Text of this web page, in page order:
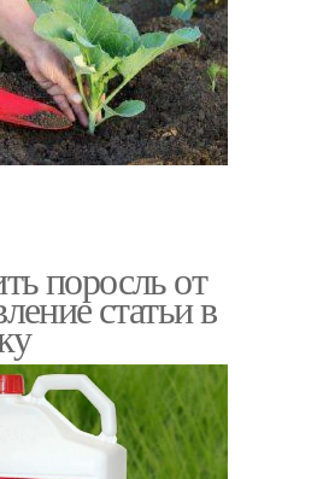
поросль от
статьи в